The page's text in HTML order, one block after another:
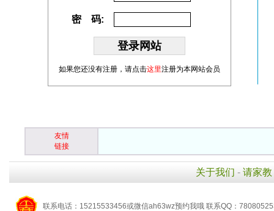
密 码:
如果您还没有注册，请点击这里注册为本网站会员
友情
链接
关于我们 - 请家教
联系电话：15215533456或微信ah63wz预约我哦 联系QQ：